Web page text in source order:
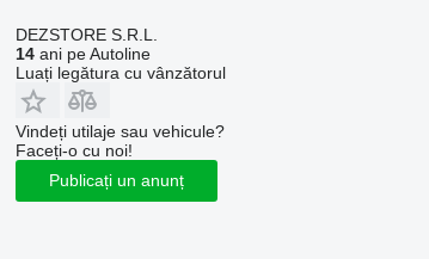
DEZSTORE S.R.L.
14ani pe Autoline
Luați legătura cu vânzătorul
Vindeți utilaje sau vehicule?
Faceți-o cu noi!
Publicați un anunț